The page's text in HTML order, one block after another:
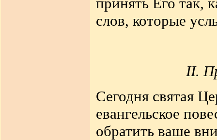
слов, которые
II.
Сегодня святая
евангельское
обратить ваше